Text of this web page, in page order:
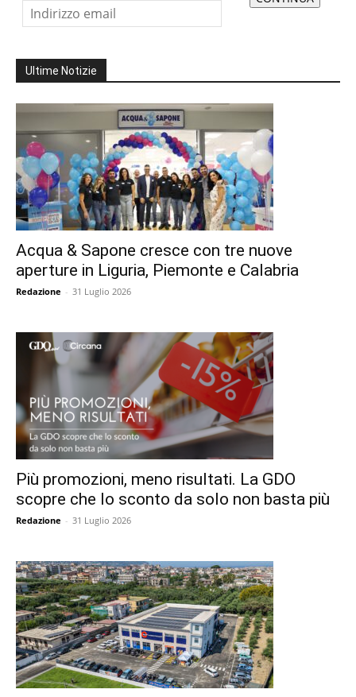
Ultime Notizie
Acqua & Sapone cresce con tre nuove
aperture in Liguria, Piemonte e Calabria
Redazione - 31 Luglio 2026
Più promozioni, meno risultati. La GDO
scopre che lo sconto da solo non basta più
Redazione - 31 Luglio 2026